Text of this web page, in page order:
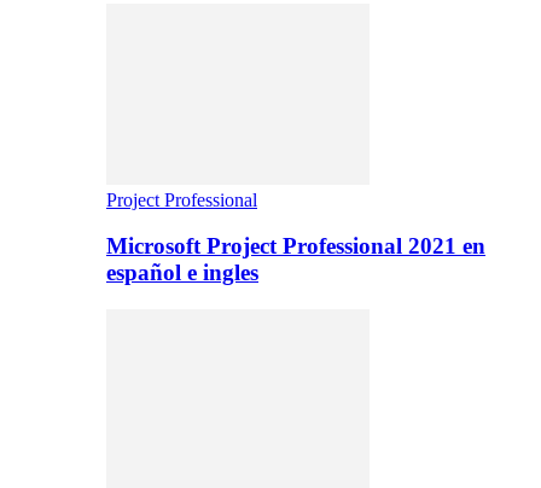
Project Professional
Microsoft Project Professional 2021 en
español e ingles